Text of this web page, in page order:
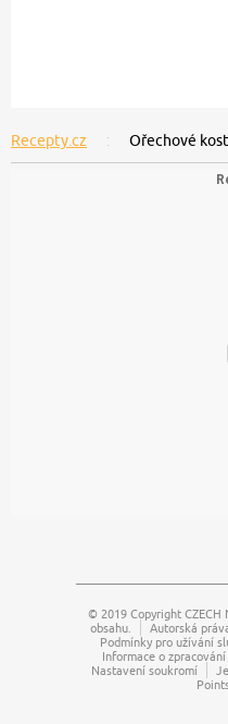
Recepty.cz Ořechové
© 2019 Copyright CZECH
obsahu.
Autorská
Podmínky pro užívání
Informace o
Nastavení soukromí